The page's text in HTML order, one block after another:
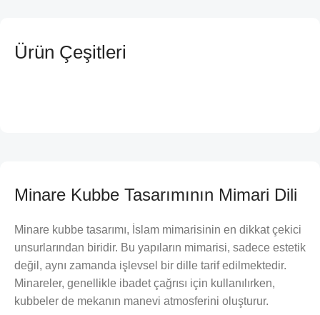
Ürün Çeşitleri
Minare Kubbe Tasarımının Mimari Dili
Minare kubbe tasarımı, İslam mimarisinin en dikkat çekici
unsurlarından biridir. Bu yapıların mimarisi, sadece estetik
değil, aynı zamanda işlevsel bir dille tarif edilmektedir.
Minareler, genellikle ibadet çağrısı için kullanılırken,
kubbeler de mekanın manevi atmosferini oluşturur.